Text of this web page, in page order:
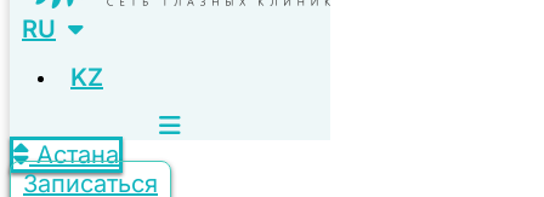
RU
KZ
Астана
Записаться